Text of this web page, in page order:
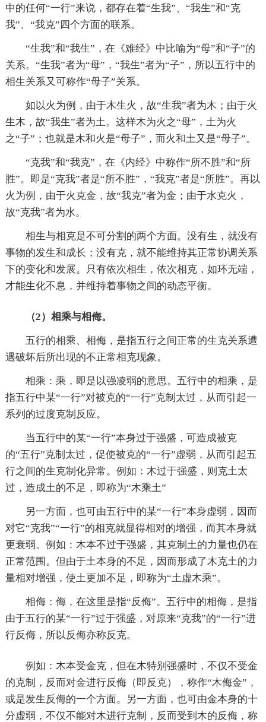
中的任何“一行”来说，都存在着“生我”、“我生”和“克
我”、“我克”四个方面的联系。
“生我”和“我生”，在《难经》中比喻为“母”和“子”的
关系。“生我”者为“母”，“我生”者为“子”，所以五行中的
相生关系又可称作“母子”关系。
如以火为例，由于木生火，故“生我”者为木；由于火
生木，故“我生”者为土。这样木为火之“母”，土为火
之“子”；也就是木和火是“母子”，而火和土又是“母子”。
“克我”和“我克”，在《内经》中称作“所不胜”和“所
胜”。即是“克我”者是“所不胜”，“我克”者是“所胜”。再以
火为例，由于火克金，故“我克”者为金；由于水克火，
故“克我”者为水。
相生与相克是不可分割的两个方面。没有生，就没有
事物的发生和成长；没有克，就不能维持其正常协调关系
下的变化和发展。只有依次相生，依次相克，如环无端，
才能生化不息，并维持着事物之间的动态平衡。
（2）相乘与相侮。
五行的相乘、相侮，是指五行之间正常的生克关系遭
遇破坏后所出现的不正常相克现象。
相乘：乘，即是以强凌弱的意思。五行中的相乘，是
指五行中某“一行”对被克的“一行”克制太过，从而引起一
系列的过度克制反应。
当五行中的某“一行”本身过于强盛，可造成被克
的“五行”克制太过，促使被克的“一行”虚弱，从而引起五
行之间的生克制化异常。例如：木过于强盛，则克土太
过，造成土的不足，即称为“木乘土”
另一方面，也可由五行中的某“一行”本身虚弱，因而
对它“克我”“一行”的相克就显得相对的增强，而其本身就
更衰弱。例如：木本不过于强盛，其克制土的力量也仍在
正常范围。但由于土本身的不足，因而形成了木克土的力
量相对增强，使土更加不足，即称为“土虚木乘”。
相侮：侮，在这里是指“反侮”。五行中的相侮，是指
由于五行的某“一行”过于强盛，对原来“克我”的“一行”进
行反侮，所以反侮亦称反克。
例如：木本受金克，但在木特别强盛时，不仅不受金
的克制，反而对金进行反侮（即反克），称作“木侮金”，
或是发生反侮的一个方面。另一方面，也可由金本身的十
分虚弱，不仅不能对木进行克制，反而受到木的反侮，称